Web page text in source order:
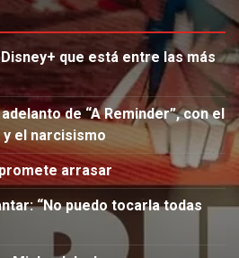
que está entre las más
de “A Reminder”, con el
el narcisismo
arrasar
“No puedo tocarla todas